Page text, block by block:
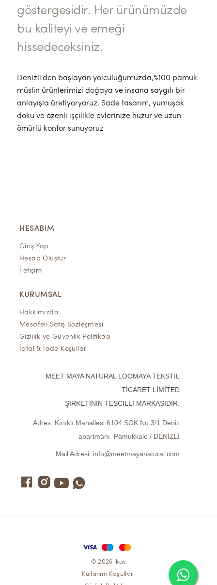
göstergesidir. Her ürünümüzde
bu kaliteyi ve emeği
hissedeceksiniz.
Denizli'den başlayan yolculuğumuzda,%100 pamuk
müslin ürünlerimizi doğaya ve insana saygılı bir
anlayışla üretiyoryoruz. Sade tasarım, yumuşak
doku ve özenli işçilikle evlerinize huzur ve uzun
ömürlü konfor sunuyoruz
HESABIM
Giriş Yap
Hesap Oluştur
İletişim
KURUMSAL
Hakkımızda
Mesafeli Satış Sözleşmesi
Gizlilik ve Güvenlik Politikası
İptal & İade Koşulları
MEET MAYA NATURAL LOOMAYA TEKSTİL
TİCARET LİMİTED
ŞİRKETİNİN TESCİLLİ MARKASIDIR.
Adres: Kınıklı Mahallesi 6104 SOK No.3/1 Deniz
apartmanı Pamukkale / DENİZLİ
Mail Adresi: info@meetmayanatural.com
© 2026 ikas
Kullanım Koşulları